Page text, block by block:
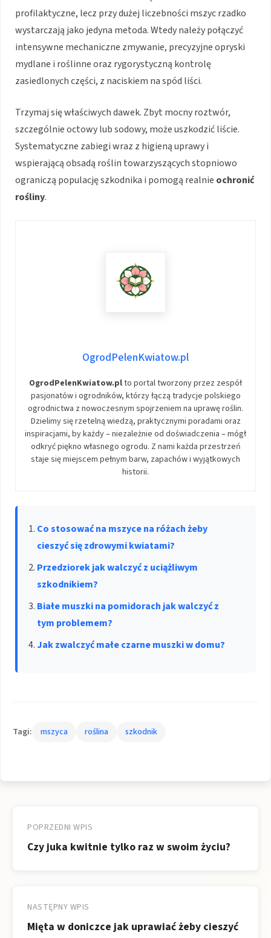
profilaktyczne, lecz przy dużej liczebności mszyc rzadko
wystarczają jako jedyna metoda. Wtedy należy połączyć
intensywne mechaniczne zmywanie, precyzyjne opryski
mydlane i roślinne oraz rygorystyczną kontrolę
zasiedlonych części, z naciskiem na spód liści.
Trzymaj się właściwych dawek. Zbyt mocny roztwór,
szczególnie octowy lub sodowy, może uszkodzić liście.
Systematyczne zabiegi wraz z higieną uprawy i
wspierającą obsadą roślin towarzyszących stopniowo
ograniczą populację szkodnika i pomogą realnie ochronić
rośliny.
OgrodPelenKwiatow.pl
OgrodPelenKwiatow.plto portal tworzony przez zespół
pasjonatów i ogrodników, którzy łączą tradycje polskiego
ogrodnictwa z nowoczesnym spojrzeniem na uprawę roślin.
Dzielimy się rzetelną wiedzą, praktycznymi poradami oraz
inspiracjami, by każdy – niezależnie od doświadczenia – mógł
odkryć piękno własnego ogrodu. Z nami każda przestrzeń
staje się miejscem pełnym barw, zapachów i wyjątkowych
historii.
Co stosować na mszyce na różach żeby
cieszyć się zdrowymi kwiatami?
Przedziorek jak walczyć z uciążliwym
szkodnikiem?
Białe muszki na pomidorach jak walczyć z
tym problemem?
Jak zwalczyć małe czarne muszki w domu?
Tagi: mszyca roślina szkodnik
wpisu
POPRZEDNI WPIS
Czy juka kwitnie tylko raz w swoim życiu?
NASTĘPNY WPIS
Mięta w doniczce jak uprawiać żeby cieszyć